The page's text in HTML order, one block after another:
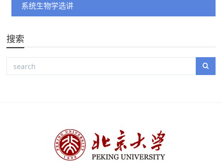
系统生物学选讲
搜索